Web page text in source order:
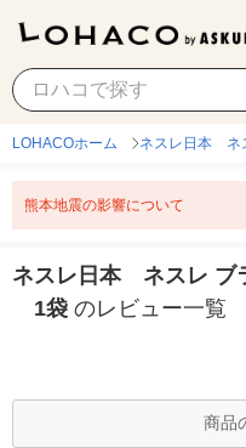
LOHACOホーム ネスレ日本
熊本地震の影響について
ネスレ日本 ネスレ
1袋 のレビュー一覧
商品